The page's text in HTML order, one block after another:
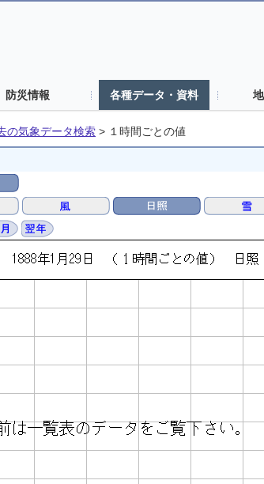
防災情報 各種データ・資料
の気象データ検索 > １時間ごとの値